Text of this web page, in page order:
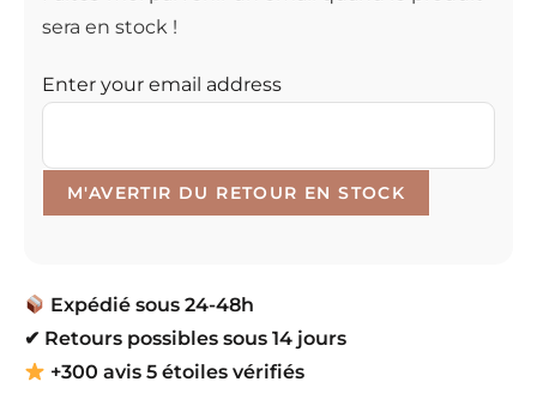
sera en stock !
Enter your email address
Expédié sous 24-48h
✔ Retours possibles sous 14 jours
+300 avis 5 étoiles vérifiés